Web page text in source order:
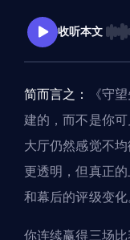
收听本文
简而言之： 《守
建的，而不是你
大厅仍然感觉不
更透明，但真正
和幕后的评级变化
你连续赢得三场